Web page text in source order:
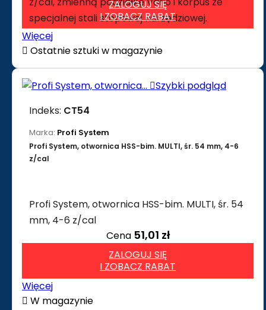
specjalnej stali stopowej narzędziowej.
ZALOGUJ SIĘ
I ZOBACZ RABAT
Więcej
 Ostatnie sztuki w magazynie
Szybki podgląd
Indeks: CT54
Marka: Profi System
Profi System, otwornica HSS-bim. MULTI, śr. 54 mm, 4-6
z/cal
Profi System, otwornica HSS-bim. MULTI, śr. 54
mm, 4-6 z/cal
Cena 51,01 zł
ZALOGUJ SIĘ
I ZOBACZ RABAT
Więcej
 W magazynie